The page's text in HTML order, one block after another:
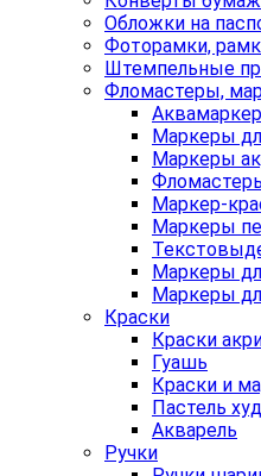
Обложки на
Фоторамки,
Штемпельные
Фломастеры,
Маркеры
Маркеры
Маркер-
Маркеры
Маркеры
Маркеры
Краски
Краски
Гуашь
Краски и
Пастель
Акварель
Ручки